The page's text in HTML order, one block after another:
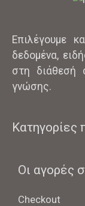
Επιλέγουμε
δεδομένα,
στη διάθεσή
γνώσης.
Κατηγορίες
Οι αγορές
Checkout